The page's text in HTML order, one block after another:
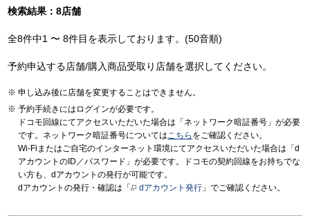
検索結果：8店舗
全8件中1 〜 8件目を表示しております。(50音順)
予約申込する店舗/購入商品受取り店舗を選択してください。
申し込み後に店舗を変更することはできません。
予約手続きにはログインが必要です。
ドコモ回線にてアクセスいただいた場合は「ネットワーク暗証番号」が必要
です。ネットワーク暗証番号についてはこちら をご確認ください。
Wi-Fiまたはご自宅のインターネット環境にてアクセスいただいた場合は「d
アカウントのID／パスワード」が必要です。ドコモの契約回線をお持ちでな
い方も、dアカウントの発行が可能です。
dアカウントの発行・確認は「
dアカウント発行 」でご確認ください。